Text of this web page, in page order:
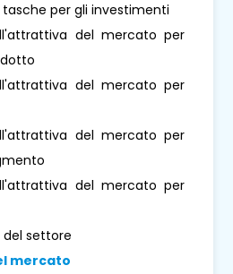
tasche per gli investimenti
del mercato per
del mercato per
del mercato per
del mercato per
del settore
mercato